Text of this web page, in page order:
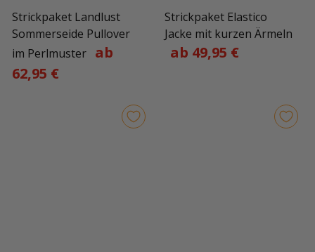
Strickpaket Landlust
Sommerseide Pullover
im Perlmuster ab
62,95 €
Strickpaket Elastico
Jacke mit kurzen Ärmeln
ab 49,95 €